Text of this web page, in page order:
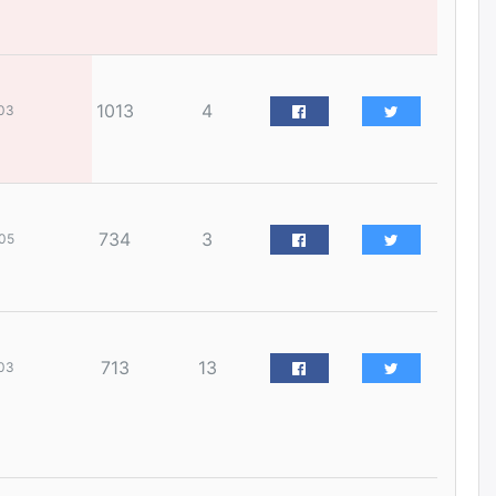
өчигдѳр
Орон сууц, нийтийн аж ахуй,
авто зам, тохижилт
холбоотой ГОМДОЛ их байгааг
суулгана гэх мэтээр дарамталдаг
1013 4
734 3
713 13